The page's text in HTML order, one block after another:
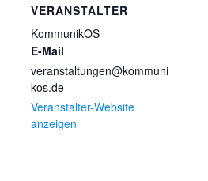
VERANSTALTER
KommunikOS
E-Mail
veranstaltungen@kommuni
kos.de
Veranstalter-Website
anzeigen